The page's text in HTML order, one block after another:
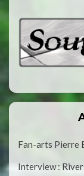
Fan-arts Pierre
Interview :